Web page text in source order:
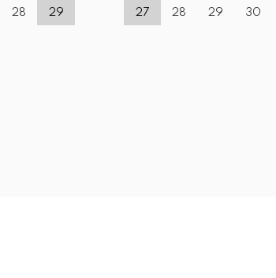
28 29 27 28 29 30